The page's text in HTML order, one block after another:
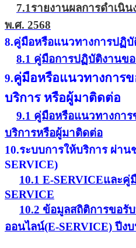
7.1รายงานผลการดำเนิ
พ.ศ. 2568
8.คู่มือหรือแนวทางการปฏิ
8.1 คู่มือการปฏิบัติงานข
9.คู่มือหรือแนวทางการ
บริการ หรือผู้มาติดต่อ
9.1 คู่มือหรือแนวทางกา
บริการหรือผู้มาติดต่อ
10.ระบบการให้บริการ ผ่าน
SERVICE)
10.1 E-SERVICEและ
SERVICE
10.2 ข้อมูลสถิติการขอรั
ออนไลน์(E-SERVICE) ปีง